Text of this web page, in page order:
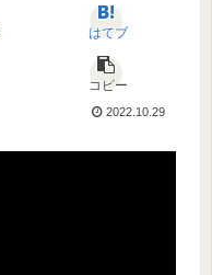
はてブ
コピー
2022.10.29